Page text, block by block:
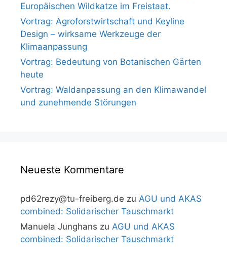
Europäischen Wildkatze im Freistaat.
Vortrag: Agroforstwirtschaft und Keyline
Design – wirksame Werkzeuge der
Klimaanpassung
Vortrag: Bedeutung von Botanischen Gärten
heute
Vortrag: Waldanpassung an den Klimawandel
und zunehmende Störungen
Neueste Kommentare
pd62rezy@tu-freiberg.de zu AGU und AKAS
combined: Solidarischer Tauschmarkt
Manuela Junghans zu AGU und AKAS
combined: Solidarischer Tauschmarkt